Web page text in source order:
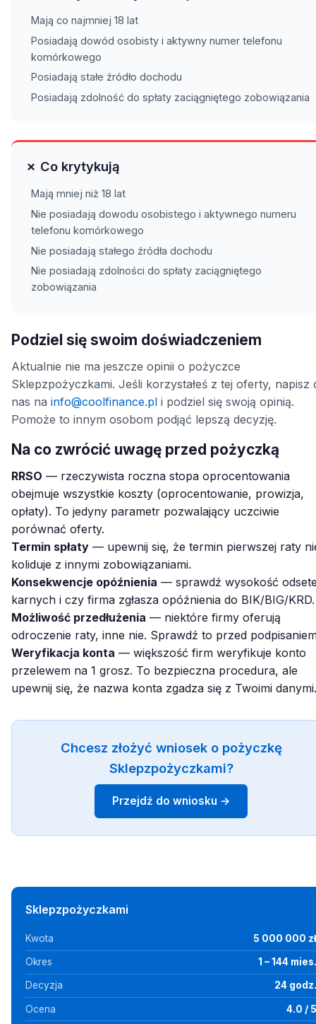
Mają co najmniej 18 lat
Posiadają dowód osobisty i aktywny numer telefonu
komórkowego
Posiadają stałe źródło dochodu
Posiadają zdolność do spłaty zaciągniętego zobowiązania
✗ Co krytykują
Mają mniej niż 18 lat
Nie posiadają dowodu osobistego i aktywnego numeru
telefonu komórkowego
Nie posiadają stałego źródła dochodu
Nie posiadają zdolności do spłaty zaciągniętego
zobowiązania
Podziel się swoim doświadczeniem
Aktualnie nie ma jeszcze opinii o pożyczce
Sklepzpożyczkami. Jeśli korzystałeś z tej oferty, napisz
nas na info@coolfinance.pl i podziel się swoją opinią.
Pomoże to innym osobom podjąć lepszą decyzję.
Na co zwrócić uwagę przed pożyczką
RRSO — rzeczywista roczna stopa oprocentowania
obejmuje wszystkie koszty (oprocentowanie, prowizja,
opłaty). To jedyny parametr pozwalający uczciwie
porównać oferty.
Termin spłaty — upewnij się, że termin pierwszej raty
koliduje z innymi zobowiązaniami.
Konsekwencje opóźnienia — sprawdź wysokość
karnych i czy firma zgłasza opóźnienia do BIK/BIG/KRD.
Możliwość przedłużenia — niektóre firmy oferują
odroczenie raty, inne nie. Sprawdź to przed
Weryfikacja konta — większość firm weryfikuje konto
przelewem na 1 grosz. To bezpieczna procedura, ale
upewnij się, że nazwa konta zgadza się z Twoimi danymi.
Chcesz złożyć wniosek o pożyczkę
Sklepzpożyczkami?
Przejdź do wniosku →
Sklepzpożyczkami
Kwota 5 000 000 zł
Okres 1 – 144 mies.
Decyzja 24 godz.
Ocena 4.0 / 5